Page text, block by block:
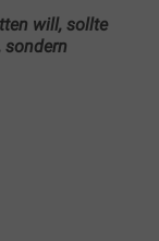
will, sollte
sondern